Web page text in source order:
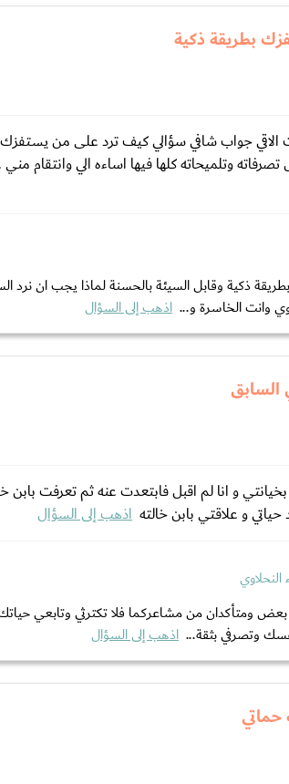
بطريقة ذكية
جواب شافي سؤالي كيف ترد على من
تصرفاته وتلميحاته كلها فيها اساءه الي
ذكية وقابل السيئة بالحسنة لماذا يجب ان نرد
وانت الخاسرة و... اذهب إلى السؤال
السابق
و انا لم اقبل فابتعدت عنه ثم تعرفت بابن
و علاقتي بابن خالته اذهب إلى السؤال
ومتأكدان من مشاعركما فلا تكترثي وتابعي حياتك
وتصرفي بثقة... اذهب إلى السؤال